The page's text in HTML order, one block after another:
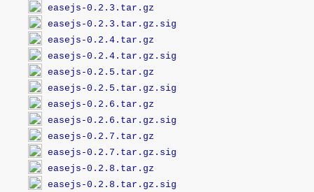
easejs-0.2.3.tar.gz
easejs-0.2.3.tar.gz.sig
easejs-0.2.4.tar.gz
easejs-0.2.4.tar.gz.sig
easejs-0.2.5.tar.gz
easejs-0.2.5.tar.gz.sig
easejs-0.2.6.tar.gz
easejs-0.2.6.tar.gz.sig
easejs-0.2.7.tar.gz
easejs-0.2.7.tar.gz.sig
easejs-0.2.8.tar.gz
easejs-0.2.8.tar.gz.sig